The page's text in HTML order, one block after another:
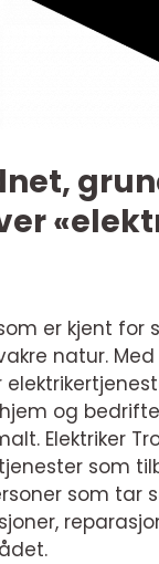
er kjent for
natur.
og
Elektriker
som
som tar